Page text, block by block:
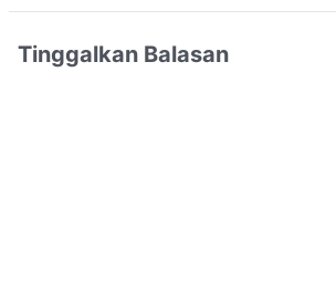
Tinggalkan Balasan